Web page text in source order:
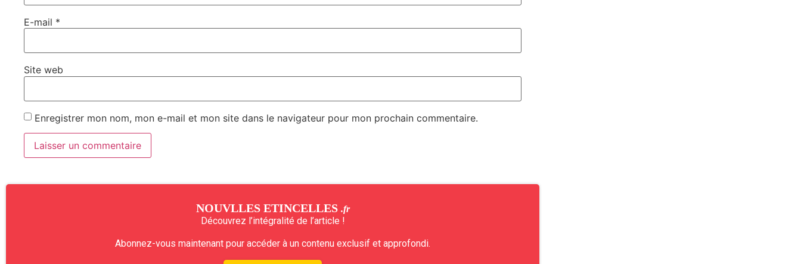
E-mail *
Site web
Enregistrer mon nom, mon e-mail et mon site dans le navigateur pour mon prochain commentaire.
NOUVLLES ETINCELLES .fr
Découvrez l’intégralité de l’article !
Abonnez-vous maintenant pour accéder à un contenu exclusif et approfondi.